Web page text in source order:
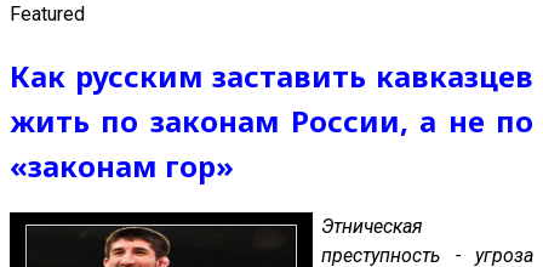
Featured
Как русским заставить кавказцев
жить по законам России, а не по
«законам гор»
Этническая
преступность - угроза